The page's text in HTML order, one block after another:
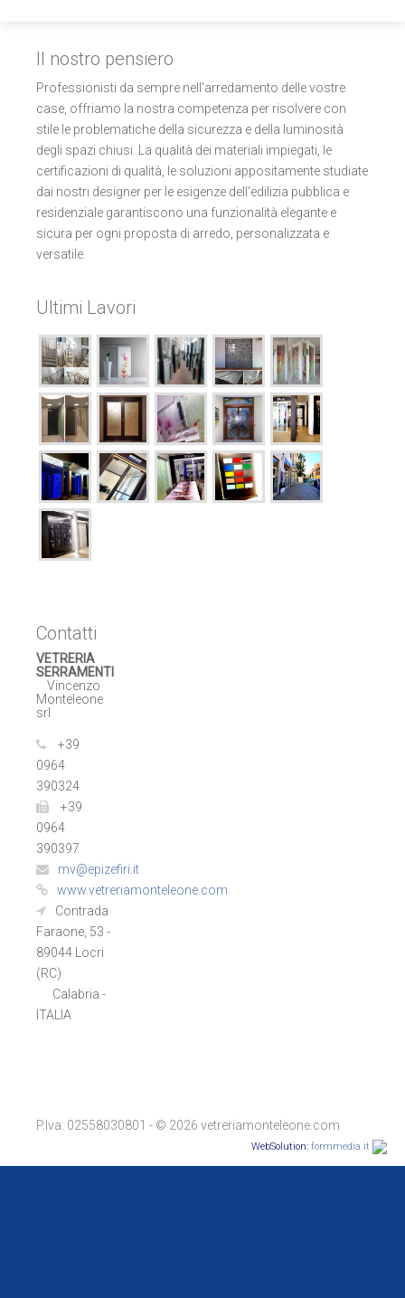
Il nostro pensiero
Professionisti da sempre nell'arredamento delle vostre
case, offriamo la nostra competenza per risolvere con
stile le problematiche della sicurezza e della luminosità
degli spazi chiusi. La qualità dei materiali impiegati, le
certificazioni di qualità, le soluzioni appositamente studiate
dai nostri designer per le esigenze dell'edilizia pubblica e
residenziale garantiscono una funzionalità elegante e
sicura per ogni proposta di arredo, personalizzata e
versatile.
Ultimi Lavori
Contatti
VETRERIA
SERRAMENTI
Vincenzo
Monteleone
srl
+39
0964
390324
+39
0964
390397
mv@epizefiri.it
www.vetreriamonteleone.com
Contrada
Faraone, 53 -
89044 Locri
(RC)
Calabria -
ITALIA
P.Iva: 02558030801 - © 2026 vetreriamonteleone.com
WebSolution: formmedia.it